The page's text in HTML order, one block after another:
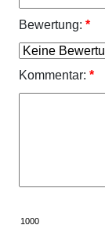
Bewertung: *
Kommentar: *